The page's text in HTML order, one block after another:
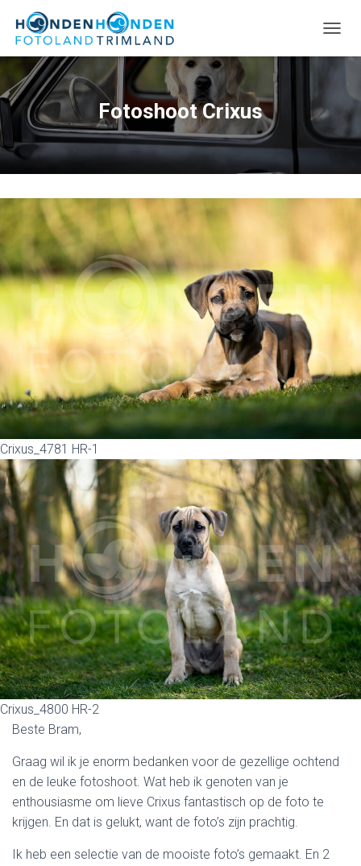
Fotoshoot Crixus
Crixus_4781 HR-1
Crixus_4800 HR-2
Beste Bram,
Graag wil ik je enorm bedanken voor de gezellige ochtend
en de leuke fotoshoot. Wat heb ik genoten van je
enthousiasme om lieve Crixus fantastisch op de foto te
krijgen. En dat is gelukt, want de foto’s zijn prachtig.
Ik heb een selectie van de mooiste foto’s gemaakt. En 2